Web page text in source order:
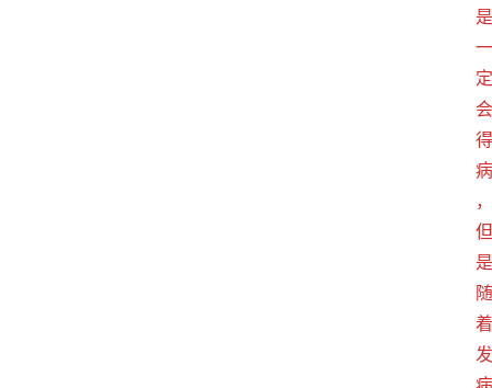
是
一
定
会
得
病
，
但
是
随
着
发